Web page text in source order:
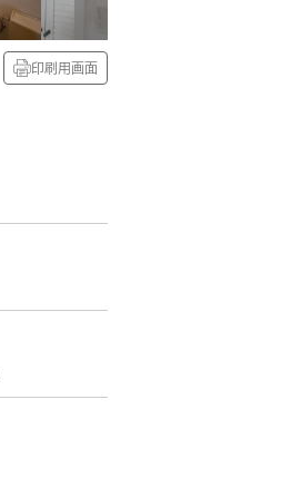
印刷用画面